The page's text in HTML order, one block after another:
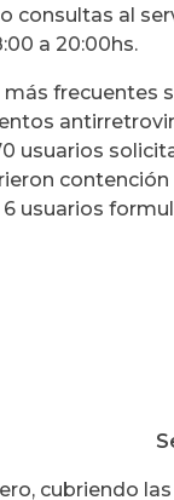
consultas al
a 20:00hs.
frecuentes
usuarios
usuarios
cubriendo